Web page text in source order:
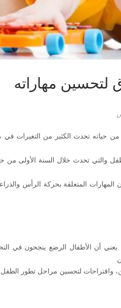
حياته تحدث الكثير من التغيرات في
والتي تحدث خلال السنة الأولى من
المتعلقة بحركة الرأس
أن الأطفال الرضع ينجحون في
واقتراحات لتحسين مراحل تطور الطفل